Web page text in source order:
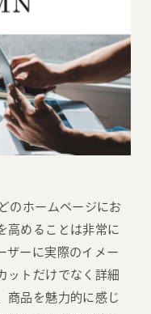
のホームページにお
高めることは非常に
ザーに実際のイメー
ットだけでなく詳細
商品を魅力的に感じ